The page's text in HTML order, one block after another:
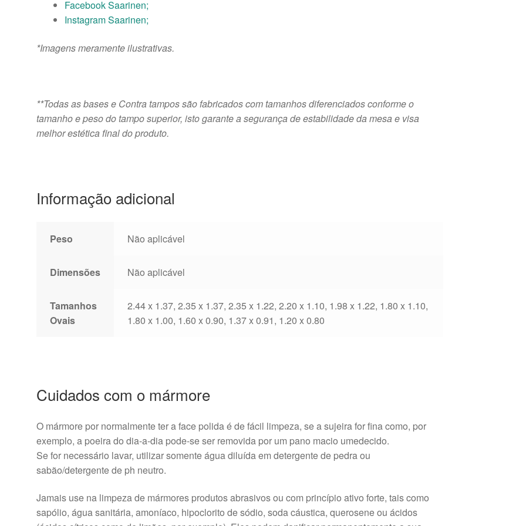
Facebook Saarinen;
Instagram Saarinen;
*Imagens meramente ilustrativas.
**Todas as bases e Contra tampos são fabricados com tamanhos diferenciados conforme o
tamanho e peso do tampo superior, isto garante a segurança de estabilidade da mesa e visa
melhor estética final do produto.
Informação adicional
Peso Não aplicável
Dimensões Não aplicável
Tamanhos
Ovais
2.44 x 1.37, 2.35 x 1.37, 2.35 x 1.22, 2.20 x 1.10, 1.98 x 1.22, 1.80 x 1.10,
1.80 x 1.00, 1.60 x 0.90, 1.37 x 0.91, 1.20 x 0.80
Cuidados com o mármore
O mármore por normalmente ter a face polida é de fácil limpeza, se a sujeira for fina como, por
exemplo, a poeira do dia-a-dia pode-se ser removida por um pano macio umedecido.
Se for necessário lavar, utilizar somente água diluída em detergente de pedra ou
sabão/detergente de ph neutro.
Jamais use na limpeza de mármores produtos abrasivos ou com princípio ativo forte, tais como
sapólio, água sanitária, amoníaco, hipoclorito de sódio, soda cáustica, querosene ou ácidos